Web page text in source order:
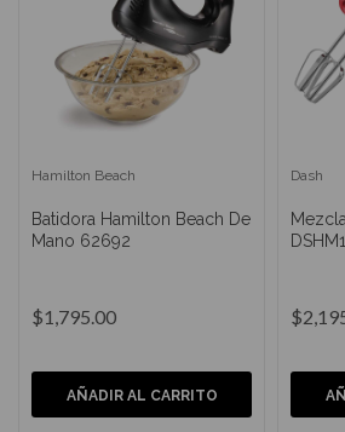
Hamilton Beach
Batidora Hamilton Beach De
Mano 62692
$1,795.00
AÑADIR AL CARRITO
Dash